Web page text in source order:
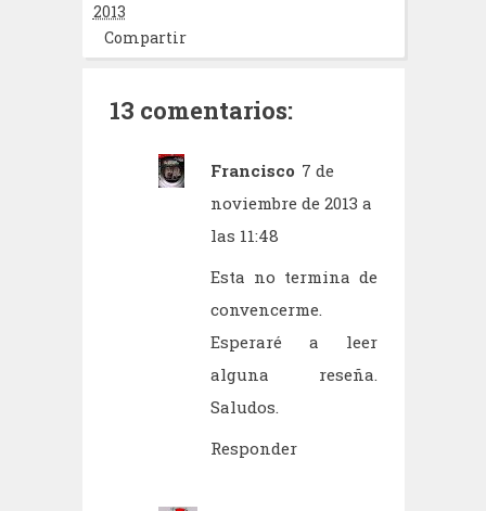
2013
Compartir
13 comentarios:
Francisco 7 de
noviembre de 2013 a
las 11:48
Esta no termina de
convencerme.
Esperaré a leer
alguna reseña.
Saludos.
Responder